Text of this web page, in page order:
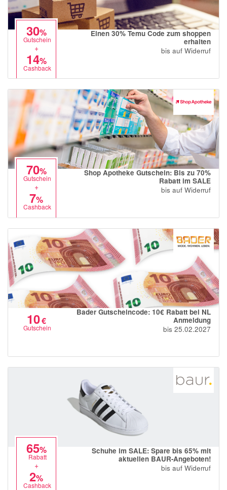
30%
Gutschein
+
14%
Cashback
Einen 30% Temu Code zum shoppen
erhalten
bis auf Widerruf
70%
Gutschein
+
7%
Cashback
Shop Apotheke Gutschein: Bis zu 70%
Rabatt im SALE
bis auf Widerruf
10€
Gutschein
Bader Gutscheincode: 10€ Rabatt bei NL
Anmeldung
bis 25.02.2027
65%
Rabatt
+
2%
Cashback
Schuhe im SALE: Spare bis 65% mit
aktuellen BAUR-Angeboten!
bis auf Widerruf